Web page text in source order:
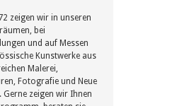
zeigen wir in unseren
bei
und auf Messen
Kunstwerke aus
Malerei,
Fotografie und Neue
Gerne zeigen wir Ihnen